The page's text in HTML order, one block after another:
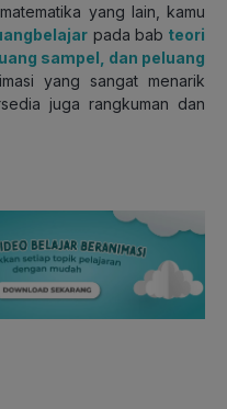
yang lain, kamu
pada bab teori
sampel, dan peluang
yang sangat menarik
juga rangkuman dan